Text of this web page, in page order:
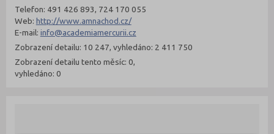
Telefon: 491 426 893, 724 170 055
Web: http://www.amnachod.cz/
E-mail: info@academiamercurii.cz
Zobrazení detailu: 10 247, vyhledáno: 2 411 750
Zobrazení detailu tento měsíc: 0,
vyhledáno: 0